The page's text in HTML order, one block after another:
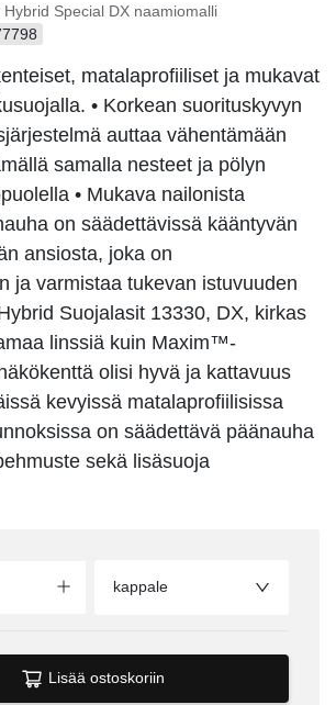
Special DX naamiomalli
matalaprofiiliset ja mukavat
• Korkean suorituskyvyn
auttaa vähentämään
samalla nesteet ja pölyn
• Mukava nailonista
on säädettävissä kääntyvän
ansiosta, joka on
ja varmistaa tukevan istuvuuden
Suojalasit 13330, DX, kirkas
linssiä kuin Maxim™-
olisi hyvä ja kattavuus
kevyissä matalaprofiilisissa
on säädettävä päänauha
sekä lisäsuoja
kappale
Lisää ostoskoriin